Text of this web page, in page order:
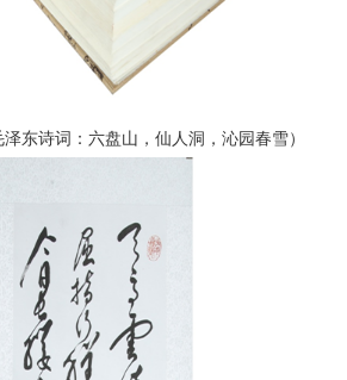
东诗词：六盘山，仙人洞，沁园春雪）